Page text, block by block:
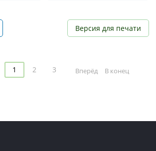
Версия для печати
1 2 3 Вперёд В конец